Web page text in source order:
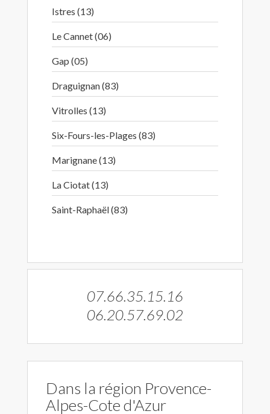
Istres (13)
Le Cannet (06)
Gap (05)
Draguignan (83)
Vitrolles (13)
Six-Fours-les-Plages (83)
Marignane (13)
La Ciotat (13)
Saint-Raphaël (83)
07.66.35.15.16
06.20.57.69.02
Dans la région Provence-
Alpes-Cote d'Azur